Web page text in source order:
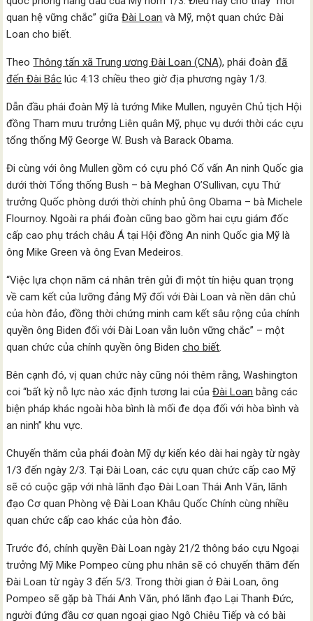
quan hệ vững chắc” giữaĐài Loan và Mỹ, một quan chức Đài
Loan cho biết.
TheoThông tấn xã Trung ương Đài Loan (CNA), phái đoànđã
đến Đài Bắc lúc 4:13 chiều theo giờ địa phương ngày 1/3.
Dẫn đầu phái đoàn Mỹ là tướng Mike Mullen, nguyên Chủ tịch Hội
đồng Tham mưu trưởng Liên quân Mỹ, phục vụ dưới thời các cựu
tổng thống Mỹ George W. Bush và Barack Obama.
Đi cùng với ông Mullen gồm có cựu phó Cố vấn An ninh Quốc gia
dưới thời Tổng thống Bush – bà Meghan O’Sullivan, cựu Thứ
trưởng Quốc phòng dưới thời chính phủ ông Obama – bà Michele
Flournoy. Ngoài ra phái đoàn cũng bao gồm hai cựu giám đốc
cấp cao phụ trách châu Á tại Hội đồng An ninh Quốc gia Mỹ là
ông Mike Green và ông Evan Medeiros.
“Việc lựa chọn năm cá nhân trên gửi đi một tín hiệu quan trọng
về cam kết của lưỡng đảng Mỹ đối với Đài Loan và nền dân chủ
của hòn đảo, đồng thời chứng minh cam kết sâu rộng của chính
quyền ông Biden đối với Đài Loan vẫn luôn vững chắc” – một
quan chức của chính quyền ông Bidencho biết.
Bên cạnh đó, vị quan chức này cũng nói thêm rằng, Washington
coi “bất kỳ nỗ lực nào xác định tương lai củaĐài Loan bằng các
biện pháp khác ngoài hòa bình là mối đe dọa đối với hòa bình và
an ninh” khu vực.
Chuyến thăm của phái đoàn Mỹ dự kiến kéo dài hai ngày từ ngày
1/3 đến ngày 2/3. Tại Đài Loan, các cựu quan chức cấp cao Mỹ
sẽ có cuộc gặp với nhà lãnh đạo Đài Loan Thái Anh Văn, lãnh
đạo Cơ quan Phòng vệ Đài Loan Khâu Quốc Chính cùng nhiều
quan chức cấp cao khác của hòn đảo.
Trước đó, chính quyền Đài Loan ngày 21/2 thông báo cựu Ngoại
trưởng Mỹ Mike Pompeo cùng phu nhân sẽ có chuyến thăm đến
Đài Loan từ ngày 3 đến 5/3. Trong thời gian ở Đài Loan, ông
Pompeo sẽ gặp bà Thái Anh Văn, phó lãnh đạo Lại Thanh Đức,
người đứng đầu cơ quan ngoại giao Ngô Chiêu Tiếp và có bài